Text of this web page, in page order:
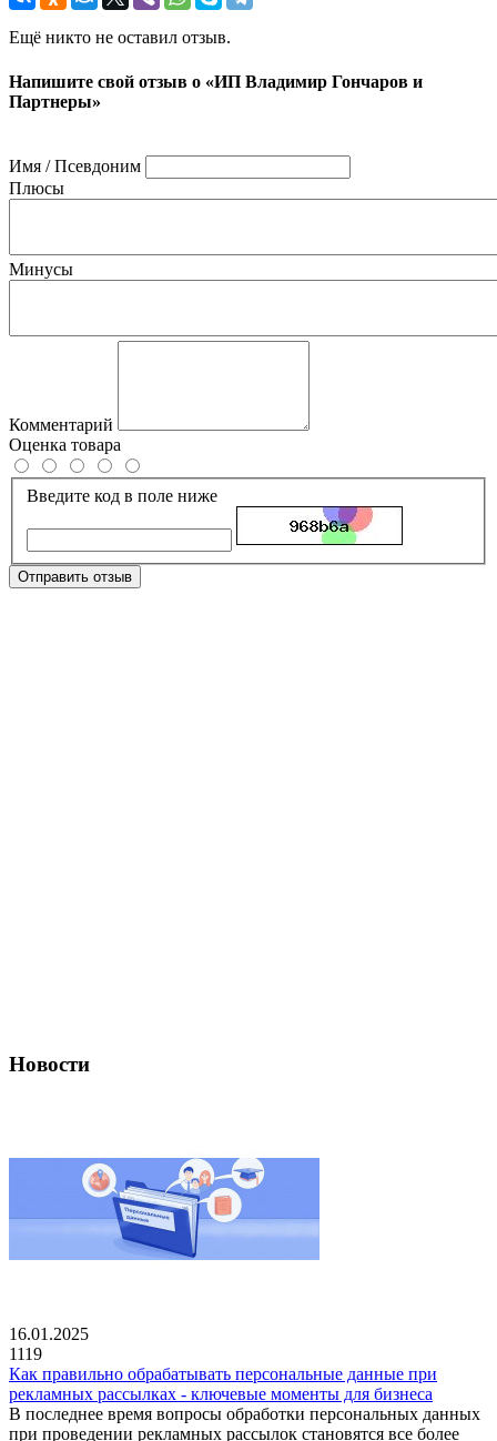
Ещё никто не оставил отзыв.
Напишите свой отзыв о «ИП Владимир Гончаров и
Партнеры»
Имя / Псевдоним
Плюсы
Минусы
Комментарий
Оценка товара
Введите код в поле ниже
Отправить отзыв
Новости
16.01.2025
1119
Как правильно обрабатывать персональные данные при
рекламных рассылках - ключевые моменты для бизнеса
В последнее время вопросы обработки персональных данных
при проведении рекламных рассылок становятся все более